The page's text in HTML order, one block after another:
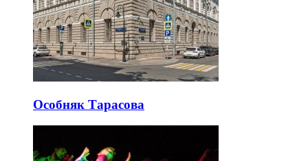
Особняк Тарасова